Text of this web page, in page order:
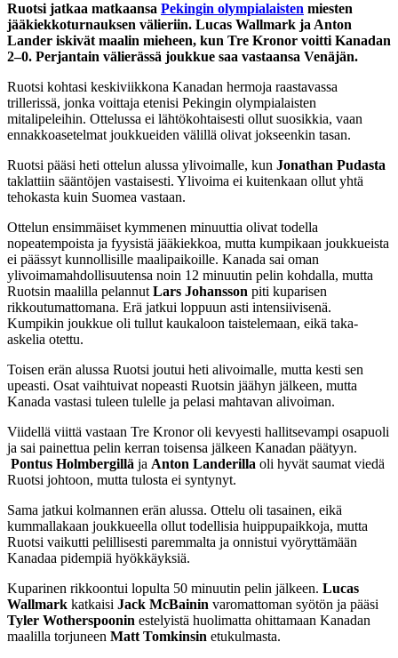
Ruotsi jatkaa matkaansa Pekingin olympialaisten miesten
jääkiekkoturnauksen välieriin. Lucas Wallmark ja Anton
Lander iskivät maalin mieheen, kun Tre Kronor voitti Kanadan
2–0. Perjantain välierässä joukkue saa vastaansa Venäjän.
Ruotsi kohtasi keskiviikkona Kanadan hermoja raastavassa
trillerissä, jonka voittaja etenisi Pekingin olympialaisten
mitalipeleihin. Ottelussa ei lähtökohtaisesti ollut suosikkia, vaan
ennakkoasetelmat joukkueiden välillä olivat jokseenkin tasan.
Ruotsi pääsi heti ottelun alussa ylivoimalle, kun Jonathan Pudasta
taklattiin sääntöjen vastaisesti. Ylivoima ei kuitenkaan ollut yhtä
tehokasta kuin Suomea vastaan.
Ottelun ensimmäiset kymmenen minuuttia olivat todella
nopeatempoista ja fyysistä jääkiekkoa, mutta kumpikaan joukkueista
ei päässyt kunnollisille maalipaikoille. Kanada sai oman
ylivoimamahdollisuutensa noin 12 minuutin pelin kohdalla, mutta
Ruotsin maalilla pelannutLars Johansson piti kuparisen
rikkoutumattomana. Erä jatkui loppuun asti intensiivisenä.
Kumpikin joukkue oli tullut kaukaloon taistelemaan, eikä taka-
askelia otettu.
Toisen erän alussa Ruotsi joutui heti alivoimalle, mutta kesti sen
upeasti. Osat vaihtuivat nopeasti Ruotsin jäähyn jälkeen, mutta
Kanada vastasi tuleen tulelle ja pelasi mahtavan alivoiman.
Viidellä viittä vastaan Tre Kronor oli kevyesti hallitsevampi osapuoli
ja sai painettua pelin kerran toisensa jälkeen Kanadan päätyyn.
Pontus Holmbergillä ja Anton Landerilla oli hyvät saumat viedä
Ruotsi johtoon, mutta tulosta ei syntynyt.
Sama jatkui kolmannen erän alussa. Ottelu oli tasainen, eikä
kummallakaan joukkueella ollut todellisia huippupaikkoja, mutta
Ruotsi vaikutti pelillisesti paremmalta ja onnistui vyöryttämään
Kanadaa pidempiä hyökkäyksiä.
Kuparinen rikkoontui lopulta 50 minuutin pelin jälkeen. Lucas
Wallmark katkaisi Jack McBainin varomattoman syötön ja pääsi
Tyler Wotherspoonin estelyistä huolimatta ohittamaan Kanadan
maalilla torjuneen Matt Tomkinsin etukulmasta.